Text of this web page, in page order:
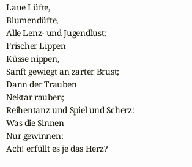
Laue Lüfte,
Blumendüfte,
Alle Lenz- und Jugendlust;
Frischer Lippen
Küsse nippen,
Sanft gewiegt an zarter Brust;
Dann der Trauben
Nektar rauben;
Reihentanz und Spiel und Scherz:
Was die Sinnen
Nur gewinnen:
Ach! erfüllt es je das Herz?